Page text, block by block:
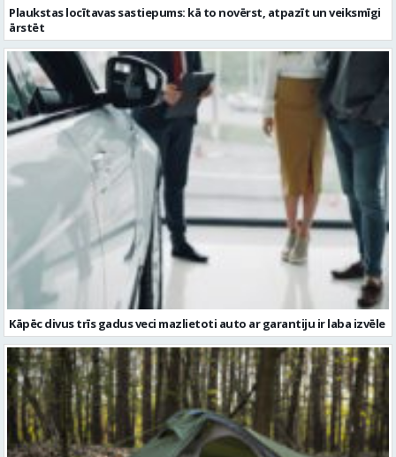
Plaukstas locītavas sastiepums: kā to novērst, atpazīt un veiksmīgi
ārstēt
Kāpēc divus trīs gadus veci mazlietoti auto ar garantiju ir laba izvēle